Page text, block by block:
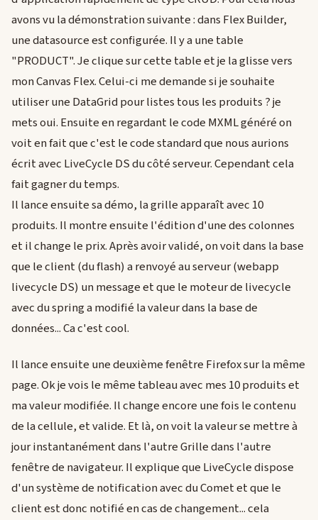
avons vu la démonstration suivante : dans Flex Builder,
une datasource est configurée. Il y a une table
"PRODUCT". Je clique sur cette table et je la glisse vers
mon Canvas Flex. Celui-ci me demande si je souhaite
utiliser une DataGrid pour listes tous les produits ? je
mets oui. Ensuite en regardant le code MXML généré on
voit en fait que c'est le code standard que nous aurions
écrit avec LiveCycle DS du côté serveur. Cependant cela
fait gagner du temps.
Il lance ensuite sa démo, la grille apparaît avec 10
produits. Il montre ensuite l'édition d'une des colonnes
et il change le prix. Après avoir validé, on voit dans la base
que le client (du flash) a renvoyé au serveur (webapp
livecycle DS) un message et que le moteur de livecycle
avec du spring a modifié la valeur dans la base de
données... Ca c'est cool.
Il lance ensuite une deuxième fenêtre Firefox sur la même
page. Ok je vois le même tableau avec mes 10 produits et
ma valeur modifiée. Il change encore une fois le contenu
de la cellule, et valide. Et là, on voit la valeur se mettre à
jour instantanément dans l'autre Grille dans l'autre
fenêtre de navigateur. Il explique que LiveCycle dispose
d'un système de notification avec du Comet et que le
client est donc notifié en cas de changement... cela